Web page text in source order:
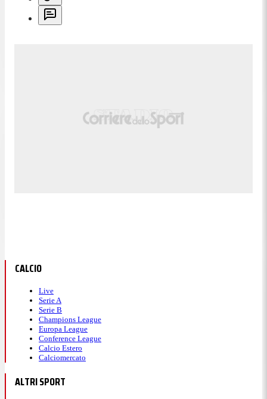
CALCIO
Live
Serie A
Serie B
Champions League
Europa League
Conference League
Calcio Estero
Calciomercato
ALTRI SPORT